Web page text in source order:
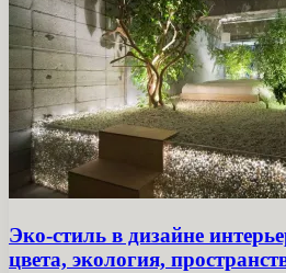
Эко-стиль в дизайне
цвета, экология,